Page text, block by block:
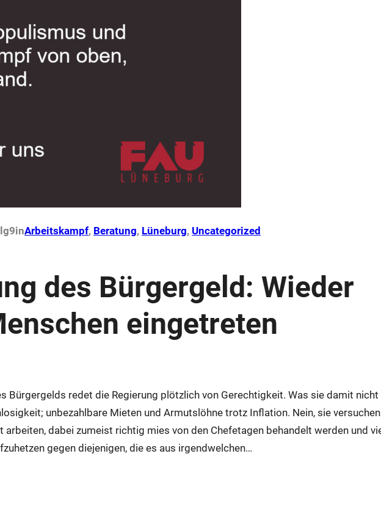
inArbeitskampf, Beratung, Lüneburg, Uncategorized
des Bürgergeld: Wieder
eingetreten
Bürgergelds redet die Regierung plötzlich von Gerechtigkeit. Was sie damit nicht
unbezahlbare Mieten und Armutslöhne trotz Inflation. Nein, sie versuchen
arbeiten, dabei zumeist richtig mies von den Chefetagen behandelt werden und
gegen diejenigen, die es aus irgendwelchen…